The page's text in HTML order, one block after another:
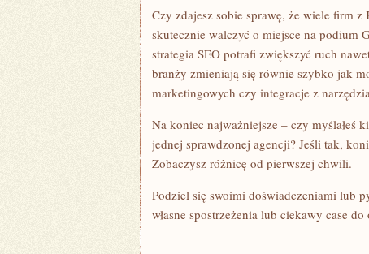
Czy zdajesz sobie sprawę, że wiele firm z
skutecznie walczyć o miejsce na podium
strategia SEO potrafi zwiększyć ruch
branży zmieniają się równie szybko jak
marketingowych czy integracje z
Na koniec najważniejsze – czy myślałeś
jednej sprawdzonej agencji? Jeśli tak,
Zobaczysz różnicę od pierwszej chwili.
Podziel się swoimi doświadczeniami lub
własne spostrzeżenia lub ciekawy case